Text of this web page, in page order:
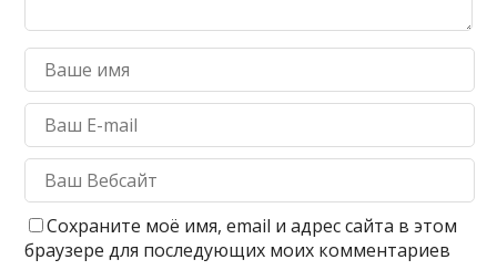
Сохраните моё имя, email и адрес сайта в этом
браузере для последующих моих комментариев